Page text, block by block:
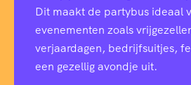
Dit maakt de partybus ideaal
evenementen zoals
verjaardagen, bedrijfsuitjes,
een gezellig avondje uit.